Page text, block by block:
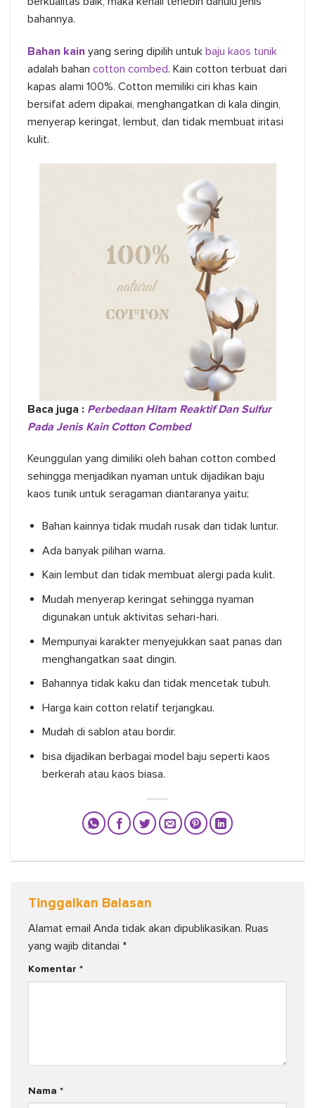
bahannya.
Bahan kain yang sering dipilih untuk baju kaos tunik
adalah bahan cotton combed. Kain cotton terbuat dari
kapas alami 100%. Cotton memiliki ciri khas kain
bersifat adem dipakai, menghangatkan di kala dingin,
menyerap keringat, lembut, dan tidak membuat iritasi
kulit.
Baca juga : Perbedaan Hitam Reaktif Dan Sulfur
Pada Jenis Kain Cotton Combed
Keunggulan yang dimiliki oleh bahan cotton combed
sehingga menjadikan nyaman untuk dijadikan baju
kaos tunik untuk seragaman diantaranya yaitu;
Bahan kainnya tidak mudah rusak dan tidak luntur.
Ada banyak pilihan warna.
Kain lembut dan tidak membuat alergi pada kulit.
Mudah menyerap keringat sehingga nyaman
digunakan untuk aktivitas sehari-hari.
Mempunyai karakter menyejukkan saat panas dan
menghangatkan saat dingin.
Bahannya tidak kaku dan tidak mencetak tubuh.
Harga kain cotton relatif terjangkau.
Mudah di sablon atau bordir.
bisa dijadikan berbagai model baju seperti kaos
berkerah atau kaos biasa.
Tinggalkan Balasan
Alamat email Anda tidak akan dipublikasikan. Ruas
yang wajib ditandai *
Komentar *
Nama *